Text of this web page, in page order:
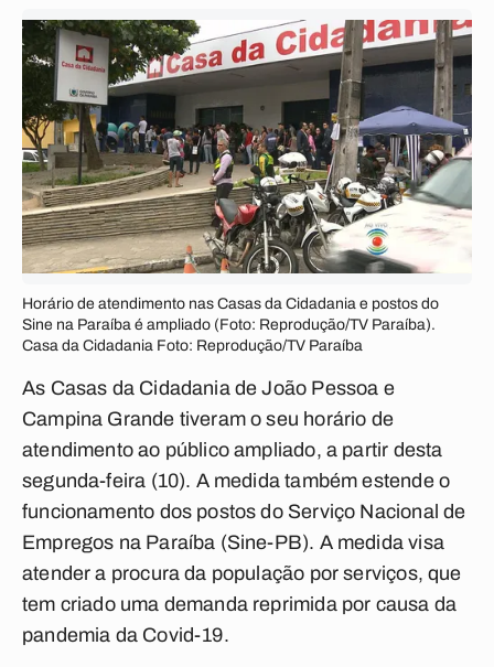
Horário de atendimento nas Casas da Cidadania e postos do
Sine na Paraíba é ampliado (Foto: Reprodução/TV Paraíba).
Casa da Cidadania Foto: Reprodução/TV Paraíba
As Casas da Cidadania de João Pessoa e
Campina Grande tiveram o seu horário de
atendimento ao público ampliado, a partir desta
segunda-feira (10). A medida também estende o
funcionamento dos postos do Serviço Nacional de
Empregos na Paraíba (Sine-PB). A medida visa
atender a procura da população por serviços, que
tem criado uma demanda reprimida por causa da
pandemia da Covid-19.